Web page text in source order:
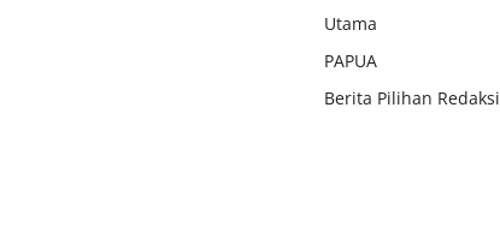
Utama
PAPUA
Berita Pilihan Redaksi